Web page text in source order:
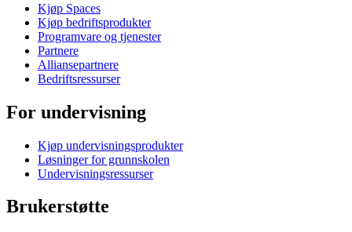
Kjøp Spaces
Kjøp bedriftsprodukter
Programvare og tjenester
Partnere
Alliansepartnere
Bedriftsressurser
For undervisning
Kjøp undervisningsprodukter
Løsninger for grunnskolen
Undervisningsressurser
Brukerstøtte